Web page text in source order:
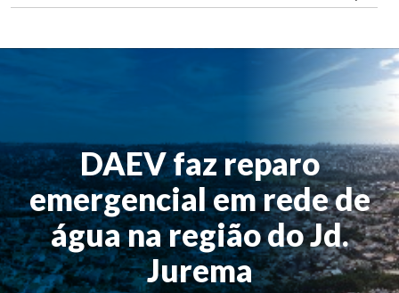
DAEV faz reparo
emergencial em rede de
água na região do Jd.
Jurema